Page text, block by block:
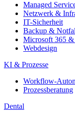
Managed
Netzwerk &
IT-Sicherheit
Backup &
Microsoft 365
Webdesign
KI & Prozesse
Workflow-
Prozessberatung
Dental